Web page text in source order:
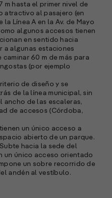
hasta el primer nivel de
atractivo al pasajero (en
Línea A en la Av. de Mayo
algunos accesos tienen
en sentido hacia
a algunas estaciones
60 m de más para
(por ejemplo
de diseño y se
de la línea municipal, sin
ancho de las escaleras,
de accesos (Córdoba,
un único acceso a
abierto de un parque.
hacia la sede del
un único acceso orientado
un sobre recorrido de
andén al vestíbulo.